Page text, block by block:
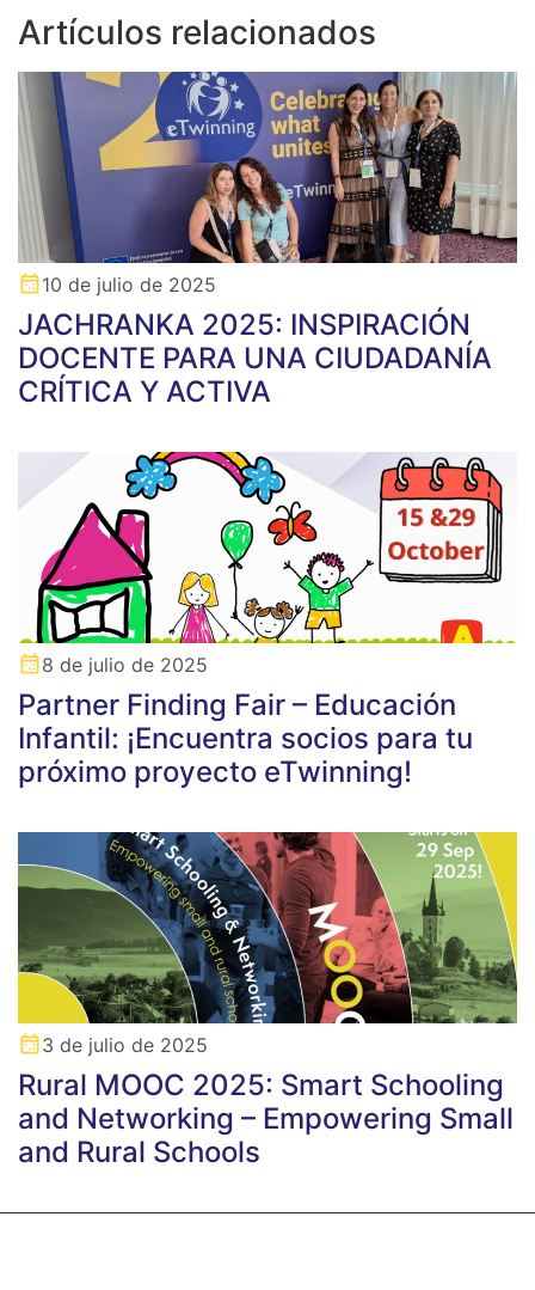
Artículos relacionados
10 de julio de 2025
JACHRANKA 2025: INSPIRACIÓN
DOCENTE PARA UNA CIUDADANÍA
CRÍTICA Y ACTIVA
8 de julio de 2025
Partner Finding Fair – Educación
Infantil: ¡Encuentra socios para tu
próximo proyecto eTwinning!
3 de julio de 2025
Rural MOOC 2025: Smart Schooling
and Networking – Empowering Small
and Rural Schools